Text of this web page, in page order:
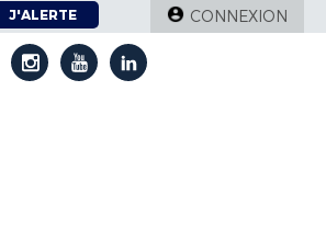
J'ALERTE CONNEXION